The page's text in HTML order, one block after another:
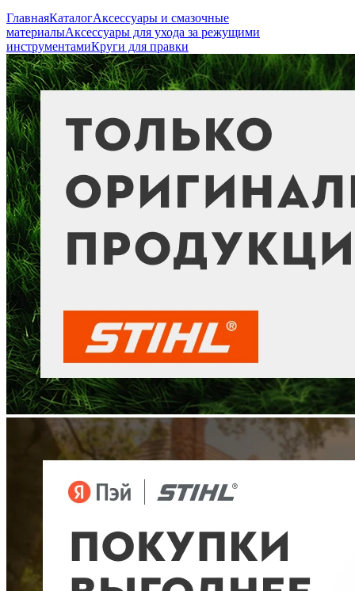
ГлавнаяКаталогАксессуары и смазочные
материалыАксессуары для ухода за режущими
инструментамиКруги для правки